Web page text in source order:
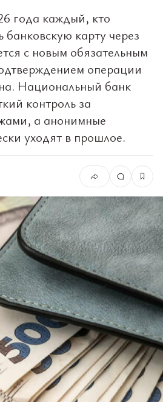
года каждый, кто
банковскую карту через
с новым обязательным
операции
Национальный банк
контроль за
а анонимные
уходят в прошлое.